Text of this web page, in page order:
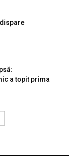
a topit prima